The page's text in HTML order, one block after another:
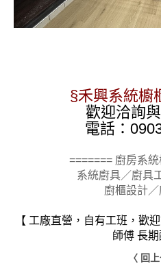
§禾興系統櫥
歡迎洽詢
電話：
======= 廚房系
系統廚具／廚具
廚櫃設計
【 工廠直營，自有工班，歡
師傅 長期
〈 回